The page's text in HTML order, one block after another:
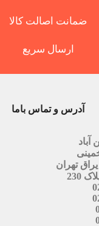
ضمانت اصالت کالا
ارسال سریع
آدرس و تماس باما
یراق تهران
230